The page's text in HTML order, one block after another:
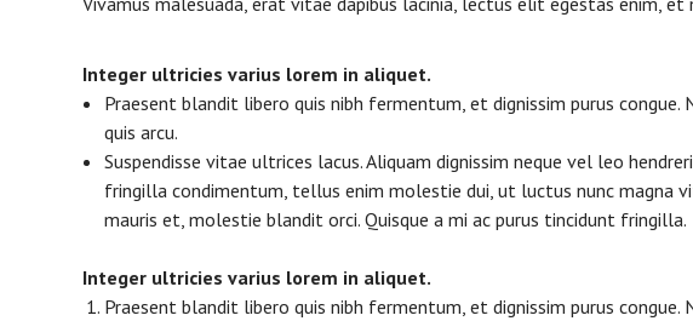
Integer ultricies varius lorem in aliquet.
Praesent blandit libero quis nibh fermentum, et dignissim purus
quis arcu.
Suspendisse vitae ultrices lacus. Aliquam dignissim neque vel leo
fringilla condimentum, tellus enim molestie dui, ut luctus nunc magna
mauris et, molestie blandit orci. Quisque a mi ac purus tincidunt fringilla.
Integer ultricies varius lorem in aliquet.
Praesent blandit libero quis nibh fermentum, et dignissim purus